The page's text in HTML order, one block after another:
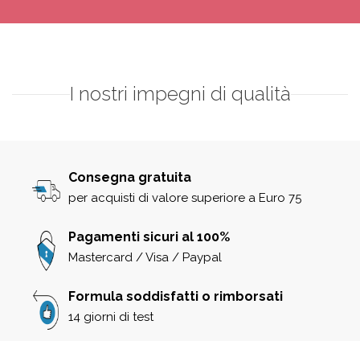
I nostri impegni di qualità
Consegna gratuita
per acquisti di valore superiore a Euro 75
Pagamenti sicuri al 100%
Mastercard / Visa / Paypal
Formula soddisfatti o rimborsati
14 giorni di test